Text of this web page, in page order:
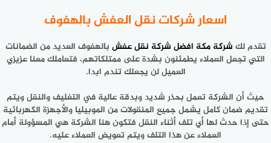
اسعار شركات نقل العفش بالهفوف
تقدم لك شركة مكة افضل شركة نقل عفش بالهفوف العديد من الضمانات
التي تجعل العملاء يطمئنون بشدة على ممتلكاتهم، فتعاملك معنا عزيزي
العميل لن يجعلك تندم ابدا.
حيث أن الشركة تعمل بحذر شديد وبدقة عالية في التغليف والنقل ويتم
تقديم ضمان كامل يشمل جميع المنقولات من الموبيليا والأجهزة الكهربائية
حتى إذا حدث لها أي تلف أثناء النقل فتكون هنا الشركة هي المسؤولة أمام
العملاء عن هذا التلف ويتم تعويض العملاء عليه.